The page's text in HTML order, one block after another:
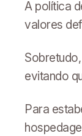
A política
valores
Sobretudo,
evitando
Para